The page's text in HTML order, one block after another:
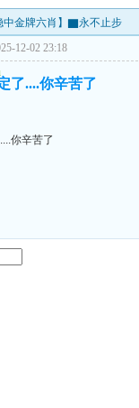
金牌六肖】▇永不止步
12-02 23:18
了....你辛苦了
你辛苦了